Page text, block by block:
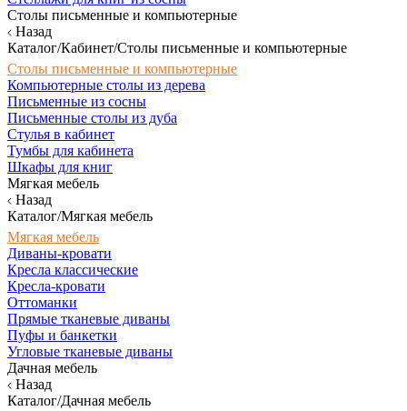
Столы письменные и компьютерные
Назад
Каталог/Кабинет/Столы письменные и компьютерные
Столы письменные и компьютерные
Компьютерные столы из дерева
Письменные из сосны
Письменные столы из дуба
Стулья в кабинет
Тумбы для кабинета
Шкафы для книг
Мягкая мебель
Назад
Каталог/Мягкая мебель
Мягкая мебель
Диваны-кровати
Кресла классические
Кресла-кровати
Оттоманки
Прямые тканевые диваны
Пуфы и банкетки
Угловые тканевые диваны
Дачная мебель
Назад
Каталог/Дачная мебель